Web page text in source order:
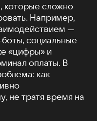
которые сложно
Например,
—
социальные
«цифры» и
оплаты. В
как
не тратя время на